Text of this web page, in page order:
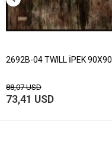
2692B-04 TWILL İPEK 90X90
88,07 USD
73,41 USD